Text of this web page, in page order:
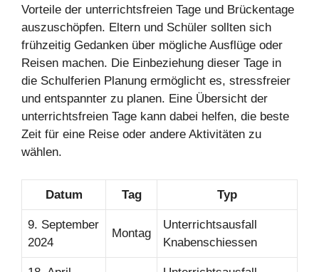
Vorteile der unterrichtsfreien Tage und Brückentage
auszuschöpfen. Eltern und Schüler sollten sich
frühzeitig Gedanken über mögliche Ausflüge oder
Reisen machen. Die Einbeziehung dieser Tage in
die Schulferien Planung ermöglicht es, stressfreier
und entspannter zu planen. Eine Übersicht der
unterrichtsfreien Tage kann dabei helfen, die beste
Zeit für eine Reise oder andere Aktivitäten zu
wählen.
Datum Tag Typ
9. September
2024
Montag
Unterrichtsausfall
Knabenschiessen